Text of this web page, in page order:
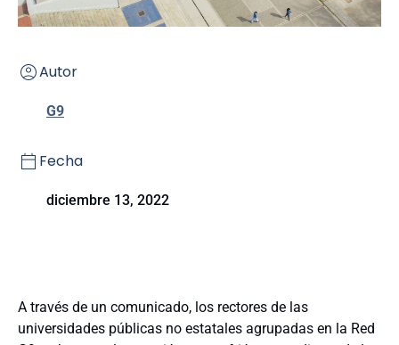
Autor
G9
Fecha
diciembre 13, 2022
A través de un comunicado, los rectores de las
universidades públicas no estatales agrupadas en la Red